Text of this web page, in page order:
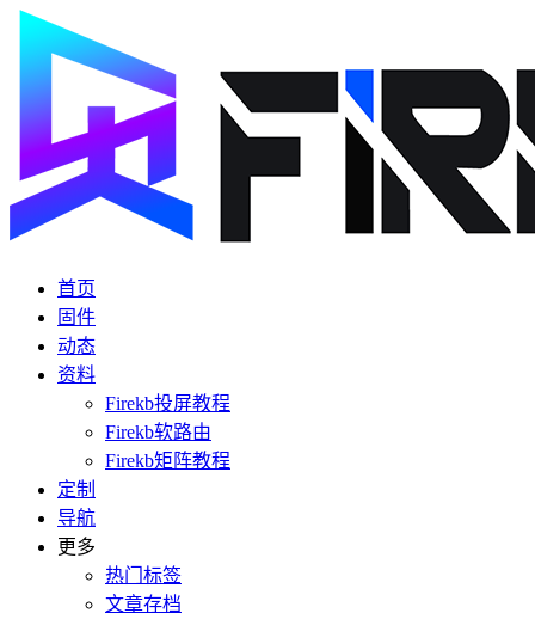
首页
固件
动态
资料
Firekb投屏教程
Firekb软路由
Firekb矩阵教程
定制
导航
更多
热门标签
文章存档